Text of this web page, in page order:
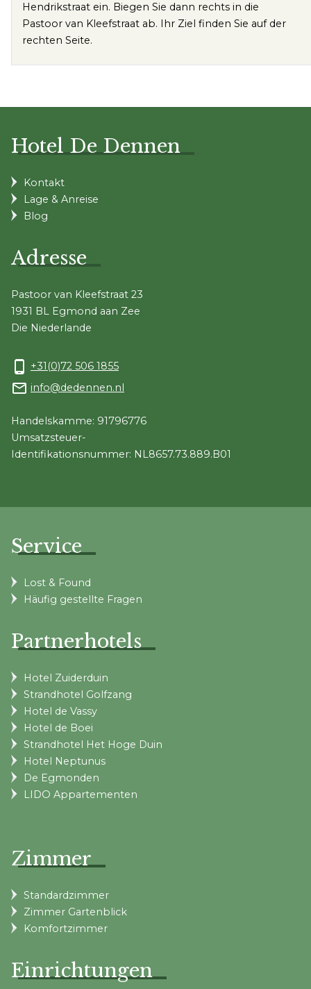
Hendrikstraat ein. Biegen Sie dann rechts in die
Pastoor van Kleefstraat ab. Ihr Ziel finden Sie auf der
rechten Seite.
Hotel De Dennen
Kontakt
Lage & Anreise
Blog
Adresse
Pastoor van Kleefstraat 23
1931 BL Egmond aan Zee
Die Niederlande
phone_android +31(0)72 506 1855
mail_outline info@dedennen.nl
Handelskamme: 91796776
Umsatzsteuer-
Identifikationsnummer: NL8657.73.889.B01
Service
Lost & Found
Häufig gestellte Fragen
Partnerhotels
Hotel Zuiderduin
Strandhotel Golfzang
Hotel de Vassy
Hotel de Boei
Strandhotel Het Hoge Duin
Hotel Neptunus
De Egmonden
LIDO Appartementen
Zimmer
Standardzimmer
Zimmer Gartenblick
Komfortzimmer
Einrichtungen